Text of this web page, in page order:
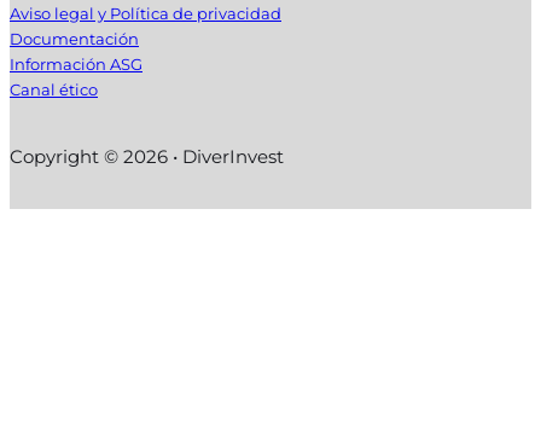
Aviso legal y Política de privacidad
Documentación
Información ASG
Canal ético
Copyright © 2026 • DiverInvest